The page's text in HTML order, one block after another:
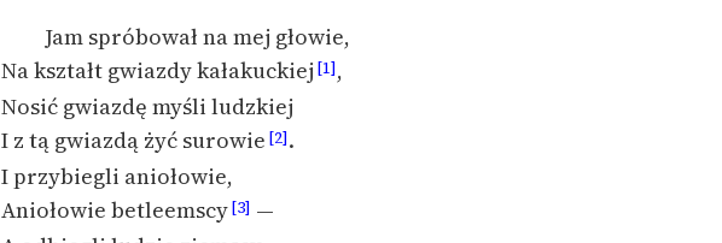
Jam spróbował na mej głowie,
Na kształt gwiazdy kałakuckiej [1],
Nosić gwiazdę myśli ludzkiej
I z tą gwiazdą żyć surowie [2].
I przybiegli aniołowie,
Aniołowie betleemscy[3] —